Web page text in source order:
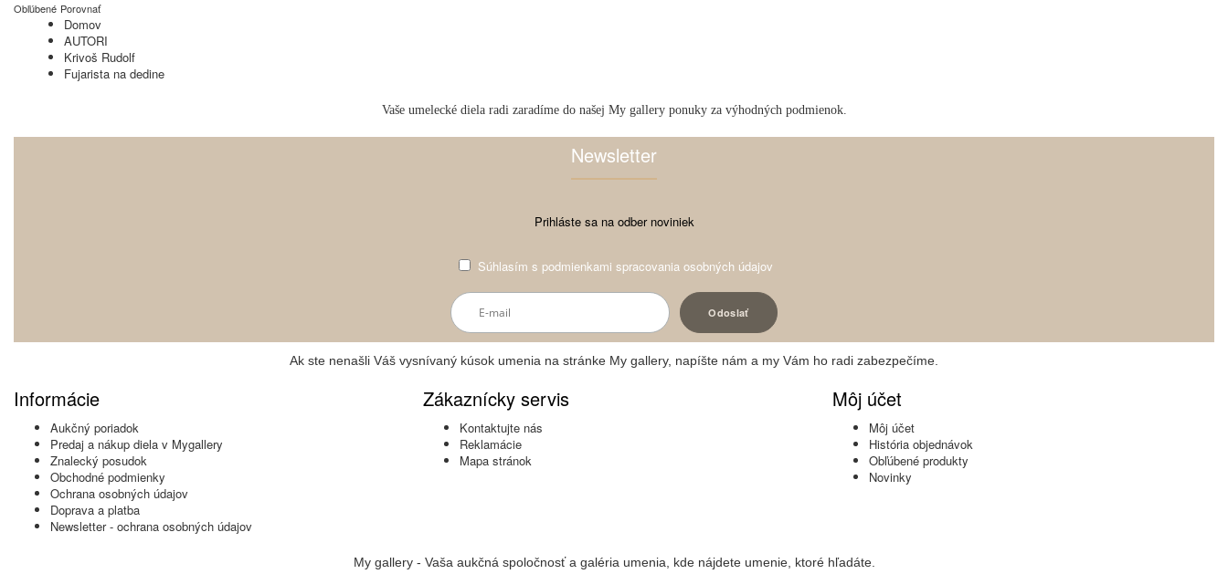
Obľúbené Porovnať
Domov
AUTORI
Krivoš Rudolf
Fujarista na dedine
Vaše umelecké diela radi zaradíme do našej My gallery ponuky za výhodných podmienok.
Newsletter
Prihláste sa na odber noviniek
Súhlasím s podmienkami spracovania osobných údajov
Ak ste nenašli Váš vysnívaný kúsok umenia na stránke My gallery, napíšte nám a my Vám ho radi zabezpečíme.
Informácie
Aukčný poriadok
Predaj a nákup diela v Mygallery
Znalecký posudok
Obchodné podmienky
Ochrana osobných údajov
Doprava a platba
Newsletter - ochrana osobných údajov
Zákaznícky servis
Kontaktujte nás
Reklamácie
Mapa stránok
Môj účet
Môj účet
História objednávok
Obľúbené produkty
Novinky
My gallery - Vaša aukčná spoločnosť a galéria umenia, kde nájdete umenie, ktoré hľadáte.